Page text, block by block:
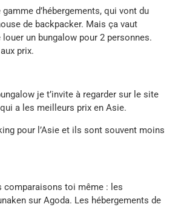
d’hébergements, qui vont du
de backpacker. Mais ça vaut
un bungalow pour 2 personnes.
prix.
je t’invite à regarder sur le site
a les meilleurs prix en Asie.
pour l’Asie et ils sont souvent moins
comparaisons toi même : les
sur Agoda. Les hébergements de